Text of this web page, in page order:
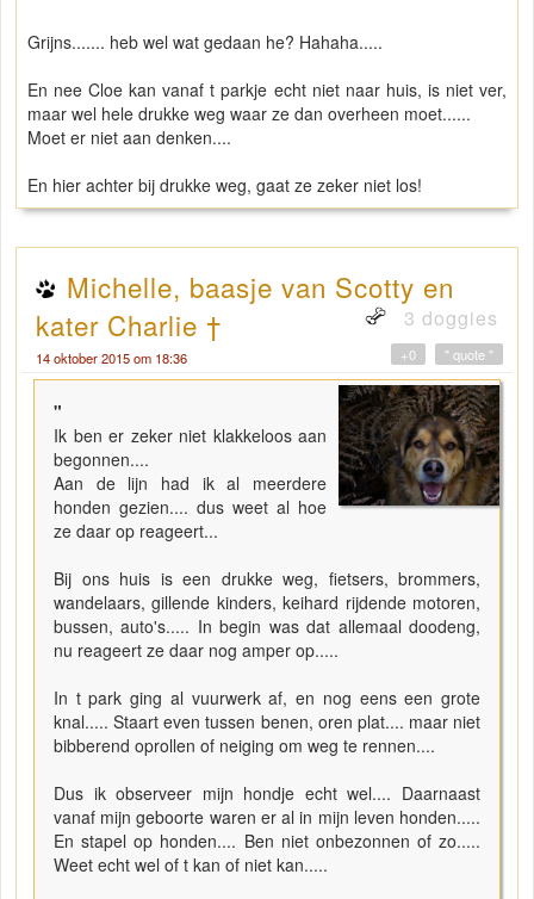
Grijns....... heb wel wat gedaan he? Hahaha.....
En nee Cloe kan vanaf t parkje echt niet naar huis, is niet ver,
maar wel hele drukke weg waar ze dan overheen moet......
Moet er niet aan denken....
En hier achter bij drukke weg, gaat ze zeker niet los!
Michelle, baasje van Scotty en
kater Charlie †
3 doggies
14 oktober 2015 om 18:36 " quote "
+0
"
Ik ben er zeker niet klakkeloos aan
begonnen....
Aan de lijn had ik al meerdere
honden gezien.... dus weet al hoe
ze daar op reageert...
Bij ons huis is een drukke weg, fietsers, brommers,
wandelaars, gillende kinders, keihard rijdende motoren,
bussen, auto's..... In begin was dat allemaal doodeng,
nu reageert ze daar nog amper op.....
In t park ging al vuurwerk af, en nog eens een grote
knal..... Staart even tussen benen, oren plat.... maar niet
bibberend oprollen of neiging om weg te rennen....
Dus ik observeer mijn hondje echt wel.... Daarnaast
vanaf mijn geboorte waren er al in mijn leven honden.....
En stapel op honden.... Ben niet onbezonnen of zo.....
Weet echt wel of t kan of niet kan.....